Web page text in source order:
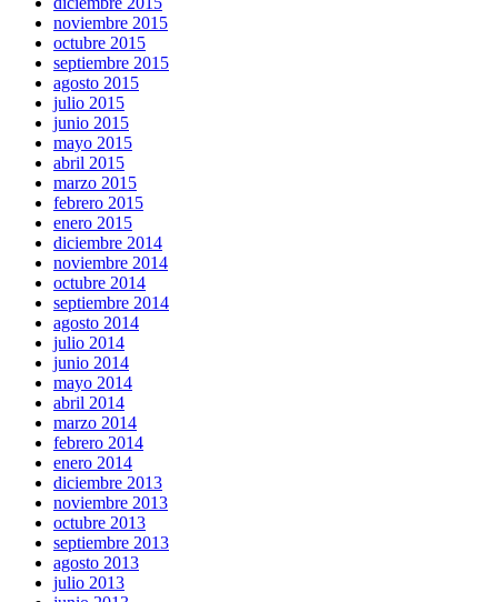
noviembre 2015
octubre 2015
septiembre 2015
agosto 2015
julio 2015
junio 2015
mayo 2015
abril 2015
marzo 2015
febrero 2015
enero 2015
diciembre 2014
noviembre 2014
octubre 2014
septiembre 2014
agosto 2014
julio 2014
junio 2014
mayo 2014
abril 2014
marzo 2014
febrero 2014
enero 2014
diciembre 2013
noviembre 2013
octubre 2013
septiembre 2013
agosto 2013
julio 2013